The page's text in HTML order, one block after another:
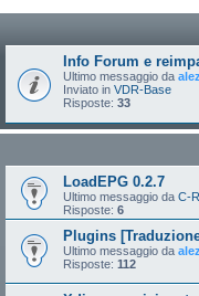
Info Forum e
Ultimo messaggio da alez
Inviato in VDR-Base
Risposte: 33
LoadEPG 0.2.7
Ultimo messaggio da C-
Risposte: 6
Plugins
Ultimo messaggio da alez
Risposte: 112